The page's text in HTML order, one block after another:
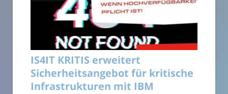
IS4IT KRITIS erweitert
Sicherheitsangebot für kritische
Infrastrukturen mit IBM